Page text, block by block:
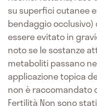
su superfici cutanee
bendaggio
essere evitato in
noto se le sostanze
metaboliti passano
applicazione topica
non è raccomandato
Fertilità Non sono